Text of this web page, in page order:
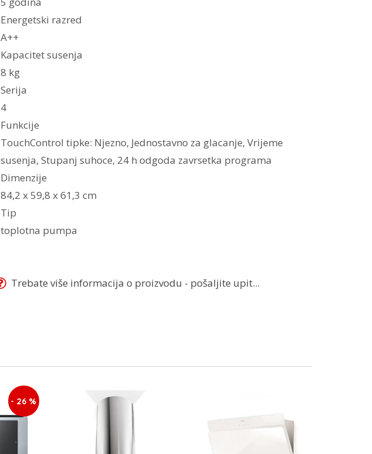
Energetski razred
A++
Kapacitet susenja
8 kg
Serija
4
Funkcije
TouchControl tipke: Njezno, Jednostavno za glacanje, Vrijeme
susenja, Stupanj suhoce, 24 h odgoda zavrsetka programa
Dimenzije
84,2 x 59,8 x 61,3 cm
Tip
toplotna pumpa
Trebate više informacija o proizvodu - pošaljite upit...
- 26 %